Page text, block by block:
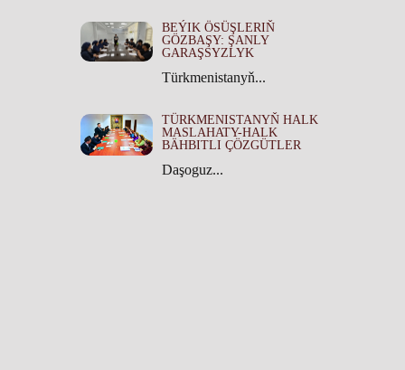
BEÝIK ÖSÜŞLERIŇ
GÖZBAŞY: ŞANLY
GARAŞSYZLYK
Türkmenistanyň...
TÜRKMENISTANYŇ HALK
MASLAHATY-HALK
BÄHBITLI ÇÖZGÜTLER
Daşoguz...